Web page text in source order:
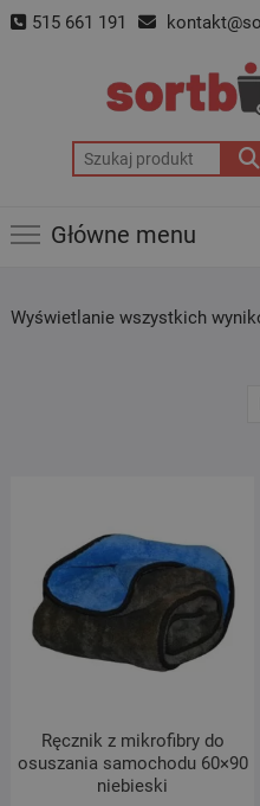
Skip 515 661 191
Główne menu
Wyświetlanie wszystkich
Ręcznik z mikrofibry do
osuszania samochodu 60×90
niebieski